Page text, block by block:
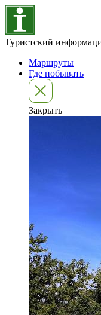
Туристский
Маршруты
Где побывать
Закрыть